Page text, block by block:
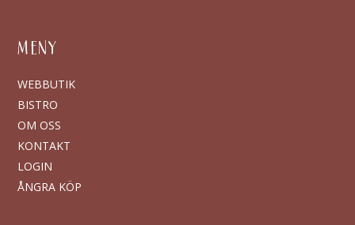
MENY
WEBBUTIK
BISTRO
OM OSS
KONTAKT
LOGIN
ÅNGRA KÖP